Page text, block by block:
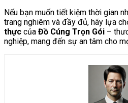
Nếu bạn muốn tiết kiệm thời gian
trang nghiêm và đầy đủ, hãy lựa
thực của Đồ Cúng Trọn Gói –
nghiệp, mang đến sự an tâm cho